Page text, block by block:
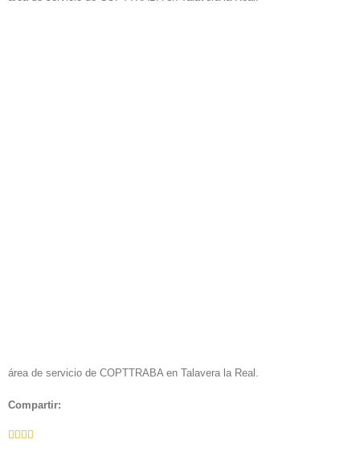
área de servicio de COPTTRABA en Talavera la Real.
Compartir:
Facebook
Twitter
LinkedIn
Whatsapp